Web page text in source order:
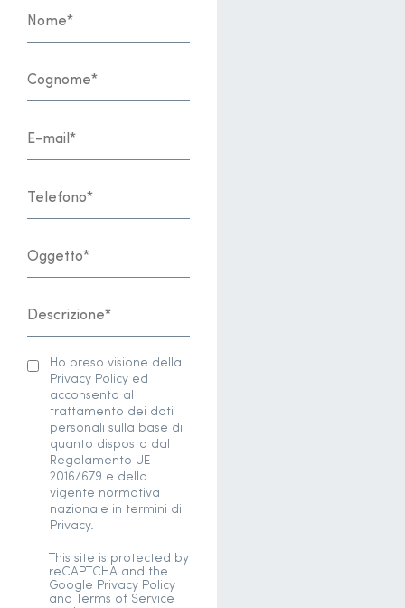
Ho preso visione della
Privacy Policy ed
acconsento al
trattamento dei dati
personali sulla base di
quanto disposto dal
Regolamento UE
2016/679 e della
vigente normativa
nazionale in termini di
Privacy.
This site is protected by
reCAPTCHA and the
Google Privacy Policy
and Terms of Service